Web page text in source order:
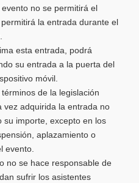
no se permitirá el
la entrada durante el
esta entrada, podrá
su entrada a la puerta del
móvil.
de la legislación
vez adquirida la entrada no
su importe, excepto en los
aplazamiento o
evento.
no se hace responsable de
sufrir los asistentes